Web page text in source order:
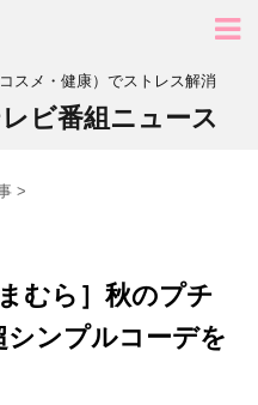
スメ・健康）でストレス解消
ビ番組ニュース
>
むら］秋のプチ
シンプルコーデを